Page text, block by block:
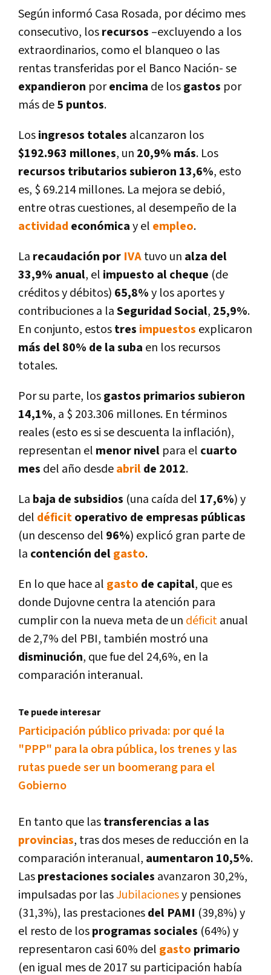
Según informó Casa Rosada, por décimo mes
consecutivo, losrecursos –excluyendo a los
extraordinarios, como el blanqueo o las
rentas transferidas por el Banco Nación- se
expandieron porencima de losgastos por
más de5 puntos.
Losingresos totales alcanzaron los
$192.963 millones, un 20,9% más. Los
recursos tributarios subieron 13,6%, esto
es, $ 69.214 millones. La mejora se debió,
entre otras cuestiones, al desempeño de la
actividad económicay el empleo.
La recaudación por IVAtuvo un alza del
33,9% anual, el impuesto al cheque (de
créditos y débitos) 65,8%y los aportes y
contribuciones a laSeguridad Social, 25,9%.
En conjunto, estostres impuestos explicaron
más del 80% de la suba en los recursos
totales.
Por su parte, losgastos primarios subieron
14,1%, a $ 203.306 millones. En términos
reales (esto es si se descuenta la inflación),
representan el menor nivel para el cuarto
mes del año desdeabrilde 2012.
La baja de subsidios (una caí­da del 17,6%) y
del déficitoperativo de empresas públicas
(un descenso del 96%) explicó gran parte de
la contención delgasto.
En lo que hace al gasto de capital, que es
donde Dujovne centra la atención para
cumplir con la nueva meta de un déficitanual
de 2,7% del PBI, también mostró una
disminución, que fue del 24,6%, en la
comparación interanual.
Te puede interesar
Participación público privada: por qué la
"PPP" para la obra pública, los trenes y las
rutas puede ser un boomerang para el
Gobierno
En tanto que lastransferencias a las
provincias, tras dos meses de reducción en la
comparación interanual, aumentaron 10,5%.
Lasprestaciones sociales avanzaron 30,2%,
impulsadas por lasJubilacionesy pensiones
(31,3%), las prestacionesdel PAMI (39,8%) y
el resto de losprogramas sociales (64%) y
representaron casi 60% del gasto primario
(en igual mes de 2017 su participación habí­a